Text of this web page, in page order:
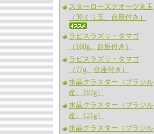
スターローズクオーツ丸玉
（30ミリ玉、台座付き）
ラピスラズリ・タマゴ
（100g、台座付き）
ラピスラズリ・タマゴ
（77g、台座付き）
水晶クラスター（ブラジル
産、197g）
水晶クラスター（ブラジル
産、121g）
水晶クラスター（ブラジル